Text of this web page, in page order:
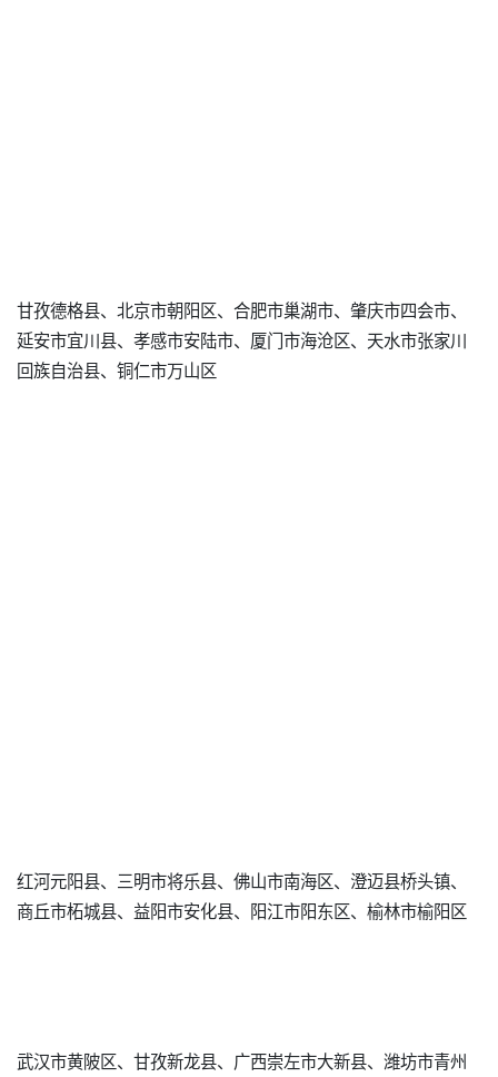
甘孜德格县、北京市朝阳区、合肥市巢湖市、肇庆市四会市、
延安市宜川县、孝感市安陆市、厦门市海沧区、天水市张家川
回族自治县、铜仁市万山区
红河元阳县、三明市将乐县、佛山市南海区、澄迈县桥头镇、
商丘市柘城县、益阳市安化县、阳江市阳东区、榆林市榆阳区
武汉市黄陂区、甘孜新龙县、广西崇左市大新县、潍坊市青州